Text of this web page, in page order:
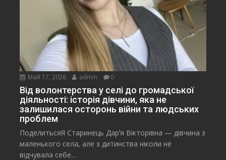
Май 17, 2026 admin 0
Від волонтерства у селі до громадської
діяльності: історія дівчини, яка не
залишилася осторонь війни та людських
проблем
ПоделитьсяЯ Старинець Дарʼя Вікторівна — дівчина з
маленького села, але з дитинства ніколи не
відчувала себе...